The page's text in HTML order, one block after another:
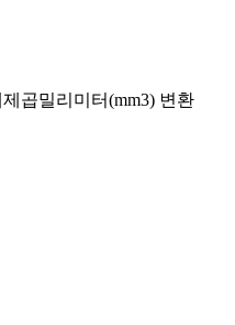
곱밀리미터(mm3) 변환